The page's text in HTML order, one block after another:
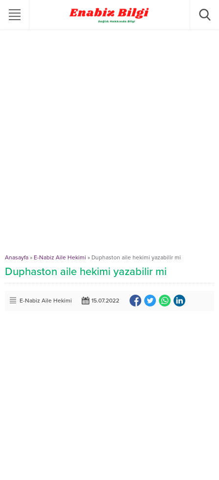
Anasayfa » E-Nabiz Aile Hekimi » Duphaston aile hekimi yazabilir mi
Duphaston aile hekimi yazabilir mi
E-Nabiz Aile Hekimi 15.07.2022